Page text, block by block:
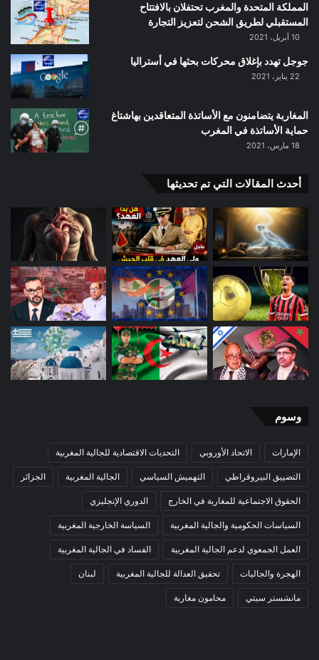
المملكة المتحدة والمغرب تحتفلان بالافتتاح
المستقبلي لطريق الشحن لتعزيز التجارة
10 أبريل، 2021
جوجل تهدد بإغلاق محركات بحثها في أستراليا
22 يناير، 2021
المغاربة يتضامنون مع الأساتذة المتعاقدين بهاشتاغ
حماية الأساتذة في المغرب
18 مارس، 2021
أحدث المقالات التي تم تحديثها
وسوم
الإمارات الاتحاد الأوروبي التحديات الاقتصادية للجالية المغربية
التضييق البيروقراطي التهميش السياسي الجالية المغربية الجزائر
الحقوق الاجتماعية للمغاربة في الخارج الدوري الإنجليزي
السياسات الحكومية والجالية المغربية السياسة الخارجية المغربية
العمل الجمعوي لدعم الجالية المغربية الفساد في الجالية المغربية
الهجرة والجاليات تحقيق العدالة للجالية المغربية لبنان
مانشستر سيتي محامون مغاربة